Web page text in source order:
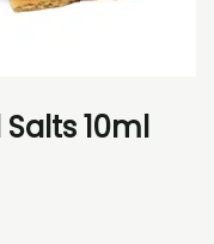
10ml